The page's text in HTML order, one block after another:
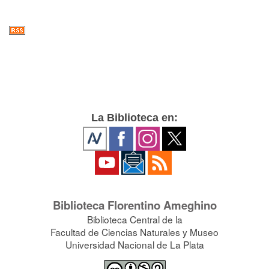
La Biblioteca en:
Biblioteca Florentino Ameghino
Biblioteca Central de la
Facultad de Ciencias Naturales y Museo
Universidad Nacional de La Plata